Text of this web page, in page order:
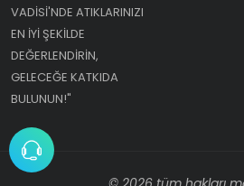
VADISI'NDE ATIKLARINIZI
EN IYI ŞEKILDE
DEĞERLENDIRIN,
GELECEĞE KATKIDA
BULUNUN!"